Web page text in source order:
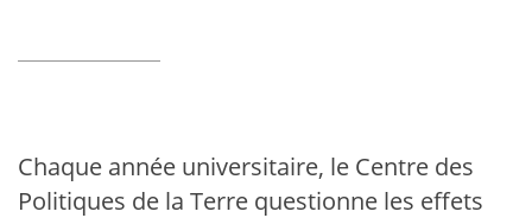
Chaque année universitaire, le Centre des
Politiques de la Terre questionne les effets